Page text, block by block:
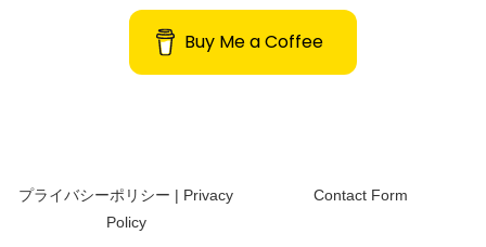
Buy Me a Coffee
プライバシーポリシー | Privacy
Policy
Contact Form